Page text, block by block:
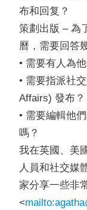
布和回复？
策劃出版 – 為
曆，需要回答
• 需要有人為
• 需要指派社
Affairs) 發布？
• 需要編輯他
嗎？
我在英國、美
人員和社交媒
家分享一些非
<mailto: